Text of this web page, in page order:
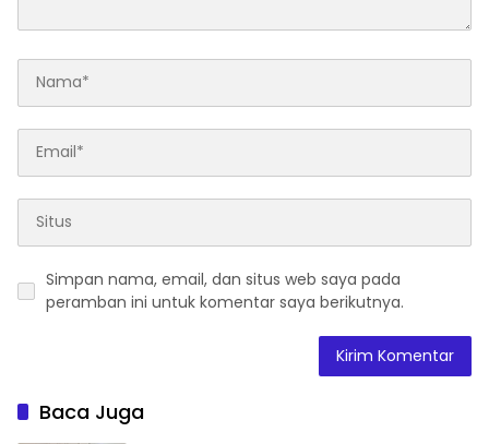
Simpan nama, email, dan situs web saya pada
peramban ini untuk komentar saya berikutnya.
Baca Juga